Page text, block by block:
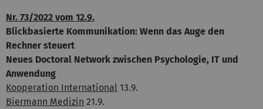
Nr. 73/2022 vom 12.9.
Blickbasierte Kommunikation: Wenn das Auge den
Rechner steuert
Neues Doctoral Network zwischen Psychologie, IT und
Anwendung
Kooperation International 13.9.
Biermann Medizin 21.9.